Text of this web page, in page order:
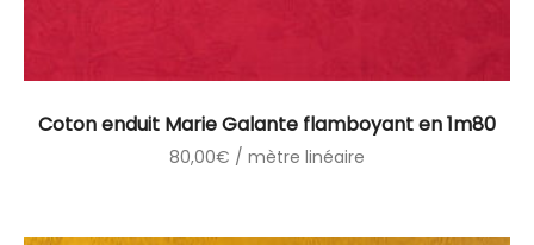
Coton enduit Marie Galante flamboyant en 1m80
80,00€ / mètre linéaire